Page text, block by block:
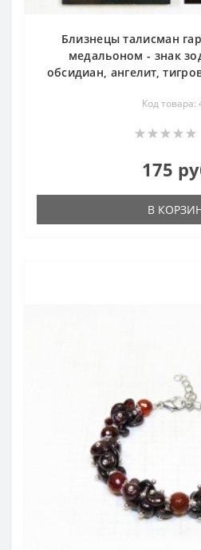
Близнецы талисман
медальоном - знак
обсидиан, ангелит,
Код товара:
175
В